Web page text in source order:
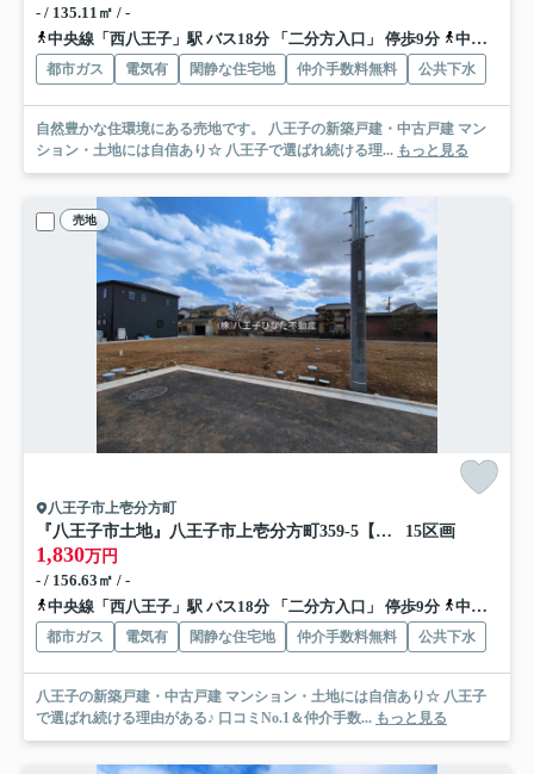
- / 135.11㎡ / -
中央線「西八王子」駅 バス18分 「二分方入口」 停歩9分
中央線「八王子」駅 バス24分 「二分方入口」 停歩9分
都市ガス 電気有 閑静な住宅地 仲介手数料無料 公共下水
自然豊かな住環境にある売地です。 八王子の新築戸建・中古戸建 マン
ション・土地には自信あり☆ 八王子で選ばれ続ける理... もっと見る
売地
八王子市上壱分方町
『八王子市土地』八王子市上壱分方町359-5【仲介手数料無料】 15区画
1,830万円
- / 156.63㎡ / -
中央線「西八王子」駅 バス18分 「二分方入口」 停歩9分
中央線「八王子」駅 バス24分 「二分方入口」 停歩9分
都市ガス 電気有 閑静な住宅地 仲介手数料無料 公共下水
八王子の新築戸建・中古戸建 マンション・土地には自信あり☆ 八王子
で選ばれ続ける理由がある♪ 口コミNo.1＆仲介手数... もっと見る